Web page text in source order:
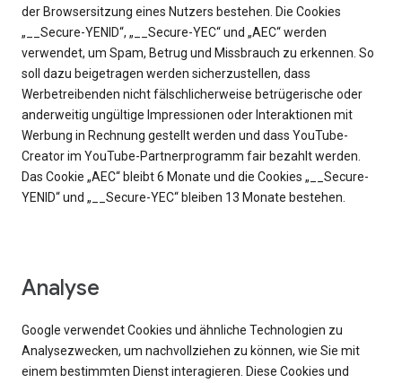
der Browsersitzung eines Nutzers bestehen. Die Cookies
„__Secure-YENID“, „__Secure-YEC“ und „AEC“ werden
verwendet, um Spam, Betrug und Missbrauch zu erkennen. So
soll dazu beigetragen werden sicherzustellen, dass
Werbetreibenden nicht fälschlicherweise betrügerische oder
anderweitig ungültige Impressionen oder Interaktionen mit
Werbung in Rechnung gestellt werden und dass YouTube-
Creator im YouTube-Partnerprogramm fair bezahlt werden.
Das Cookie „AEC“ bleibt 6 Monate und die Cookies „__Secure-
YENID“ und „__Secure-YEC“ bleiben 13 Monate bestehen.
Analyse
Google verwendet Cookies und ähnliche Technologien zu
Analysezwecken, um nachvollziehen zu können, wie Sie mit
einem bestimmten Dienst interagieren. Diese Cookies und